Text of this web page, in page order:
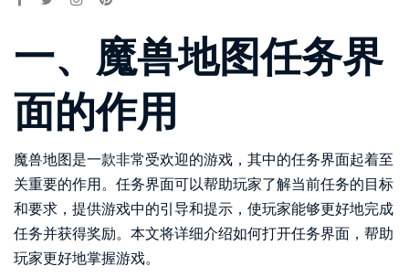
一、魔兽地图任务界
面的作用
魔兽地图是一款非常受欢迎的游戏，其中的任务界面起着至
关重要的作用。任务界面可以帮助玩家了解当前任务的目标
和要求，提供游戏中的引导和提示，使玩家能够更好地完成
任务并获得奖励。本文将详细介绍如何打开任务界面，帮助
玩家更好地掌握游戏。